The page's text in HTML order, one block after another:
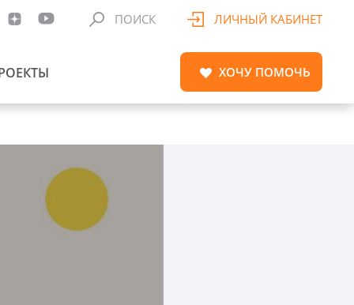
ПОИСК ЛИЧНЫЙ КАБИНЕТ
ХОЧУ ПОМОЧЬ